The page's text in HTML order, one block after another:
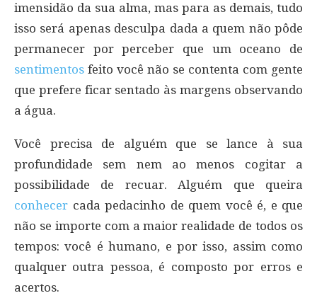
imensidão da sua alma, mas para as demais, tudo
isso será apenas desculpa dada a quem não pôde
permanecer por perceber que um oceano de
sentimentos feito você não se contenta com gente
que prefere ficar sentado às margens observando
a água.
Você precisa de alguém que se lance à sua
profundidade sem nem ao menos cogitar a
possibilidade de recuar. Alguém que queira
conhecer cada pedacinho de quem você é, e que
não se importe com a maior realidade de todos os
tempos: você é humano, e por isso, assim como
qualquer outra pessoa, é composto por erros e
acertos.